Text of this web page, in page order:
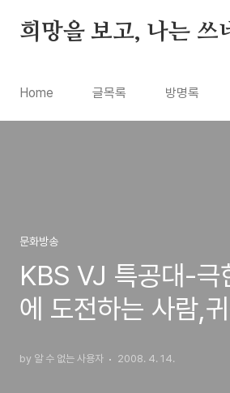
희망을 보고, 나는 쓰
Home 글목록 방명록
문화방송
KBS VJ 특공대-극
에 도전하는 사람,
by 알 수 없는 사용자 2008. 4. 14.